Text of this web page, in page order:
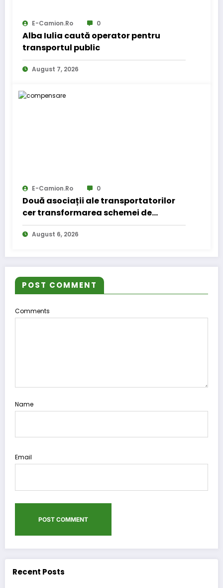
E-Camion.ro 0
Alba Iulia caută operator pentru
transportul public
August 7, 2026
E-Camion.ro 0
Două asociații ale transportatorilor
cer transformarea schemei de
compensare a accizei în mecanism
permanent
August 6, 2026
POST COMMENT
Comments
Name
Email
Recent Posts